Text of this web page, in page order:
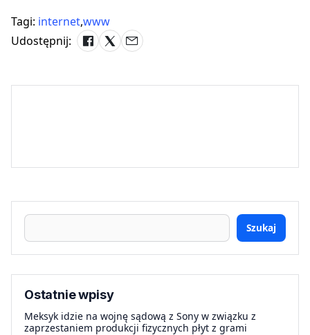
Tagi: internet,www
Udostępnij:
Szukaj
Ostatnie wpisy
Meksyk idzie na wojnę sądową z Sony w związku z
zaprzestaniem produkcji fizycznych płyt z grami